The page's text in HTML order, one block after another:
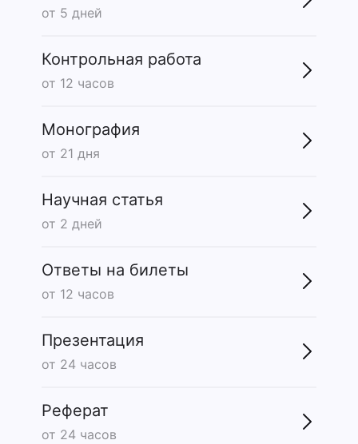
от 5 дней
Контрольная работа
от 12 часов
Монография
от 21 дня
Научная статья
от 2 дней
Ответы на билеты
от 12 часов
Презентация
от 24 часов
Реферат
от 24 часов